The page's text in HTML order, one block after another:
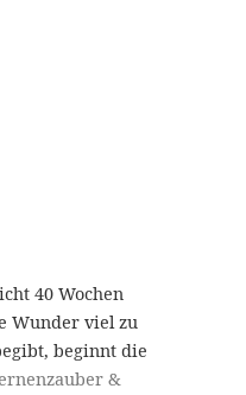
40 Wochen
Wunder viel zu
beginnt die
&